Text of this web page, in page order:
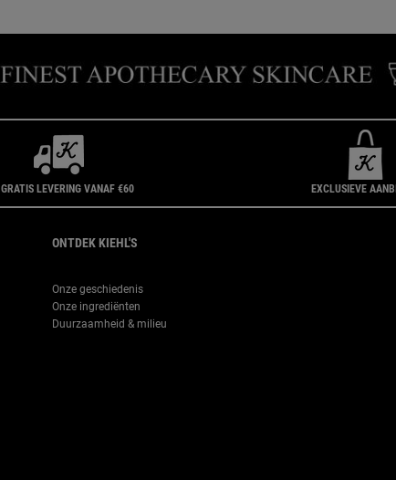
GRATIS LEVERING VANAF €60 EXCLUSIEVE
ONTDEK KIEHL'S
Onze geschiedenis
Onze ingrediënten
Duurzaamheid & milieu